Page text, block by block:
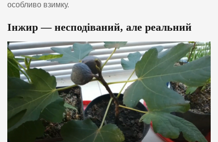
особливо взимку.
Інжир — несподіваний, але реальний